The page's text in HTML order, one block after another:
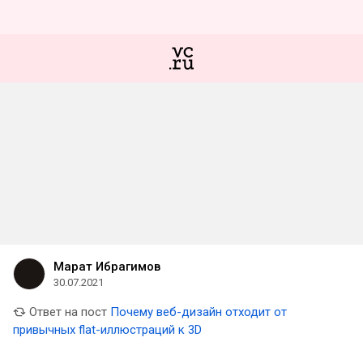
Марат Ибрагимов
30.07.2021
Ответ на пост Почему веб-дизайн отходит от
привычных flat-иллюстраций к 3D